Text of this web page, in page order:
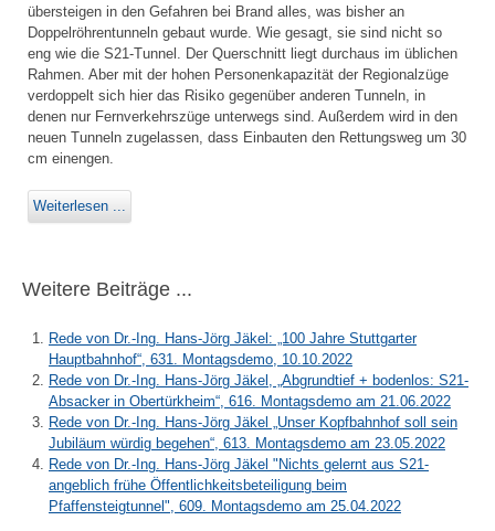
übersteigen in den Gefahren bei Brand alles, was bisher an
Doppelröhrentunneln gebaut wurde. Wie gesagt, sie sind nicht so
eng wie die S21-Tunnel. Der Querschnitt liegt durchaus im üblichen
Rahmen. Aber mit der hohen Personenkapazität der Regionalzüge
verdoppelt sich hier das Risiko gegenüber anderen Tunneln, in
denen nur Fernverkehrszüge unterwegs sind. Außerdem wird in den
neuen Tunneln zugelassen, dass Einbauten den Rettungsweg um 30
cm einengen.
Weiterlesen ...
Weitere Beiträge ...
Rede von Dr.-Ing. Hans-Jörg Jäkel: „100 Jahre Stuttgarter
Hauptbahnhof“, 631. Montagsdemo, 10.10.2022
Rede von Dr.-Ing. Hans-Jörg Jäkel, „Abgrundtief + bodenlos: S21-
Absacker in Obertürkheim“, 616. Montagsdemo am 21.06.2022
Rede von Dr.-Ing. Hans-Jörg Jäkel „Unser Kopfbahnhof soll sein
Jubiläum würdig begehen“, 613. Montagsdemo am 23.05.2022
Rede von Dr.-Ing. Hans-Jörg Jäkel "Nichts gelernt aus S21-
angeblich frühe Öffentlichkeitsbeteiligung beim
Pfaffensteigtunnel", 609. Montagsdemo am 25.04.2022